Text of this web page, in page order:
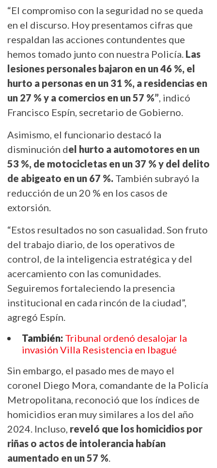
“El compromiso con la seguridad no se queda
en el discurso. Hoy presentamos cifras que
respaldan las acciones contundentes que
hemos tomado junto con nuestra Policía. Las
lesiones personales bajaron en un 46 %, el
hurto a personas en un 31 %, a residencias en
un 27 % y a comercios en un 57 %”, indicó
Francisco Espín, secretario de Gobierno.
Asimismo, el funcionario destacó la
disminución del hurto a automotores en un
53 %, de motocicletas en un 37 % y del delito
de abigeato en un 67 %. También subrayó la
reducción de un 20 % en los casos de
extorsión.
“Estos resultados no son casualidad. Son fruto
del trabajo diario, de los operativos de
control, de la inteligencia estratégica y del
acercamiento con las comunidades.
Seguiremos fortaleciendo la presencia
institucional en cada rincón de la ciudad”,
agregó Espín.
También: Tribunal ordenó desalojar la
invasión Villa Resistencia en Ibagué
Sin embargo, el pasado mes de mayo el
coronel Diego Mora, comandante de la Policía
Metropolitana, reconoció que los índices de
homicidios eran muy similares a los del año
2024. Incluso, reveló que los homicidios por
riñas o actos de intolerancia habían
aumentado en un 57 %.